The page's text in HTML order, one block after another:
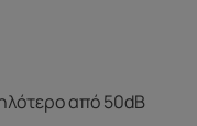
από 50dB